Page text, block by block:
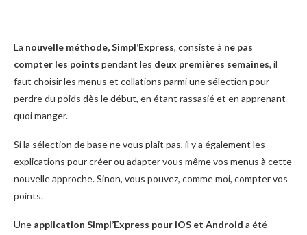
La nouvelle méthode, Simpl’Express, consiste à ne pas
compter les points pendant les deux premières semaines, il
faut choisir les menus et collations parmi une sélection pour
perdre du poids dès le début, en étant rassasié et en apprenant
quoi manger.
Si la sélection de base ne vous plait pas, il y a également les
explications pour créer ou adapter vous même vos menus à cette
nouvelle approche. Sinon, vous pouvez, comme moi, compter vos
points.
Une application Simpl’Express pour iOS et Android a été